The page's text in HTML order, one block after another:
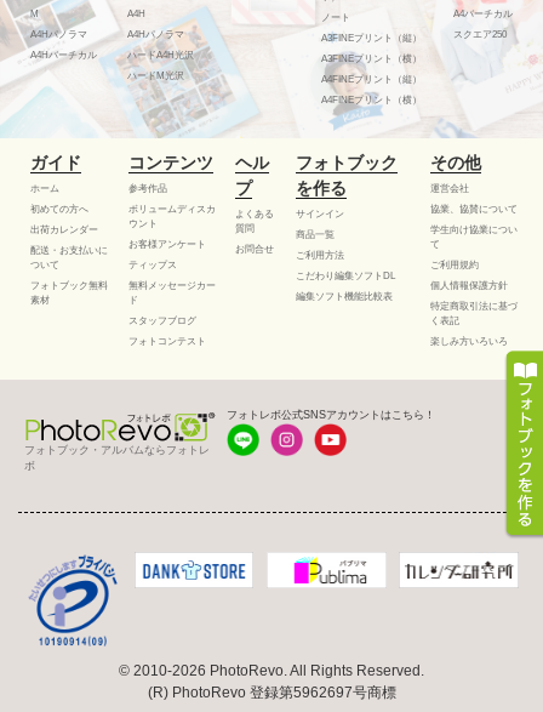
M
A4Hパノラマ
A4Hバーチカル
A4H
A4Hパノラマ
ハードA4H光沢
ハードM光沢
ノート
A3FINEプリント（縦）
A3FINEプリント（横）
A4FINEプリント（縦）
A4FINEプリント（横）
A4バーチカル
スクエア250
ガイド
ホーム
初めての方へ
出荷カレンダー
配送・お支払いに
ついて
フォトブック無料
素材
コンテンツ
参考作品
ボリュームディスカ
ウント
お客様アンケート
ティップス
無料メッセージカー
ド
スタッフブログ
フォトコンテスト
ヘル
プ
よくある
質問
お問合せ
フォトブック
を作る
サインイン
商品一覧
ご利用方法
こだわり編集ソフトDL
編集ソフト機能比較表
その他
運営会社
協業、協賛について
学生向け協業につい
て
ご利用規約
個人情報保護方針
特定商取引法に基づ
く表記
楽しみ方いろいろ
フォトブック・アルバムならフォトレ
ボ
フォトレボ公式SNSアカウントはこちら！
© 2010-2026 PhotoRevo. All Rights Reserved.
(R) PhotoRevo 登録第5962697号商標